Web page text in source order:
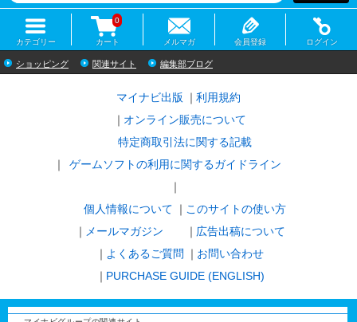
カテゴリー カート
0
メルマガ 会員登録 ログイン
ショッピング 関連サイト 編集部ブログ
マイナビ出版
利用規約
オンライン販売について
特定商取引法に関する記載
ゲームソフトの利用に関するガイドライン
｜
個人情報について
このサイトの使い方
メールマガジン
広告出稿について
よくあるご質問
お問い合わせ
PURCHASE GUIDE (ENGLISH)